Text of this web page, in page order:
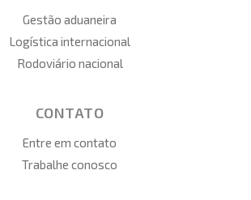
Gestão aduaneira
Logística internacional
Rodoviário nacional
CONTATO
Entre em contato
Trabalhe conosco